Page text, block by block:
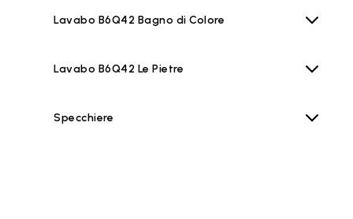
Lavabo B6Q42 Bagno di Colore
Lavabo B6Q42 Le Pietre
Specchiere